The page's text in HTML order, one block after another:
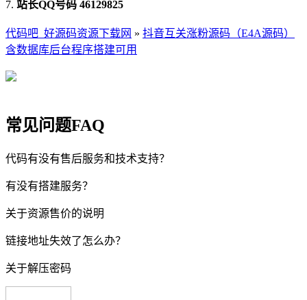
7. 站长QQ号码 46129825
代码吧_好源码资源下载网 » 抖音互关涨粉源码（E4A源码）
含数据库后台程序搭建可用
常见问题FAQ
代码有没有售后服务和技术支持？
有没有搭建服务？
关于资源售价的说明
链接地址失效了怎么办？
关于解压密码